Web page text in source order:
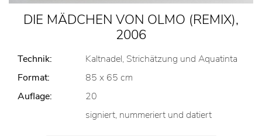
DIE MÄDCHEN VON OLMO (REMIX),
2006
Technik:
Kaltnadel, Strichätzung und Aquatinta
Format:
85 x 65 cm
Auflage:
20
signiert, nummeriert und datiert